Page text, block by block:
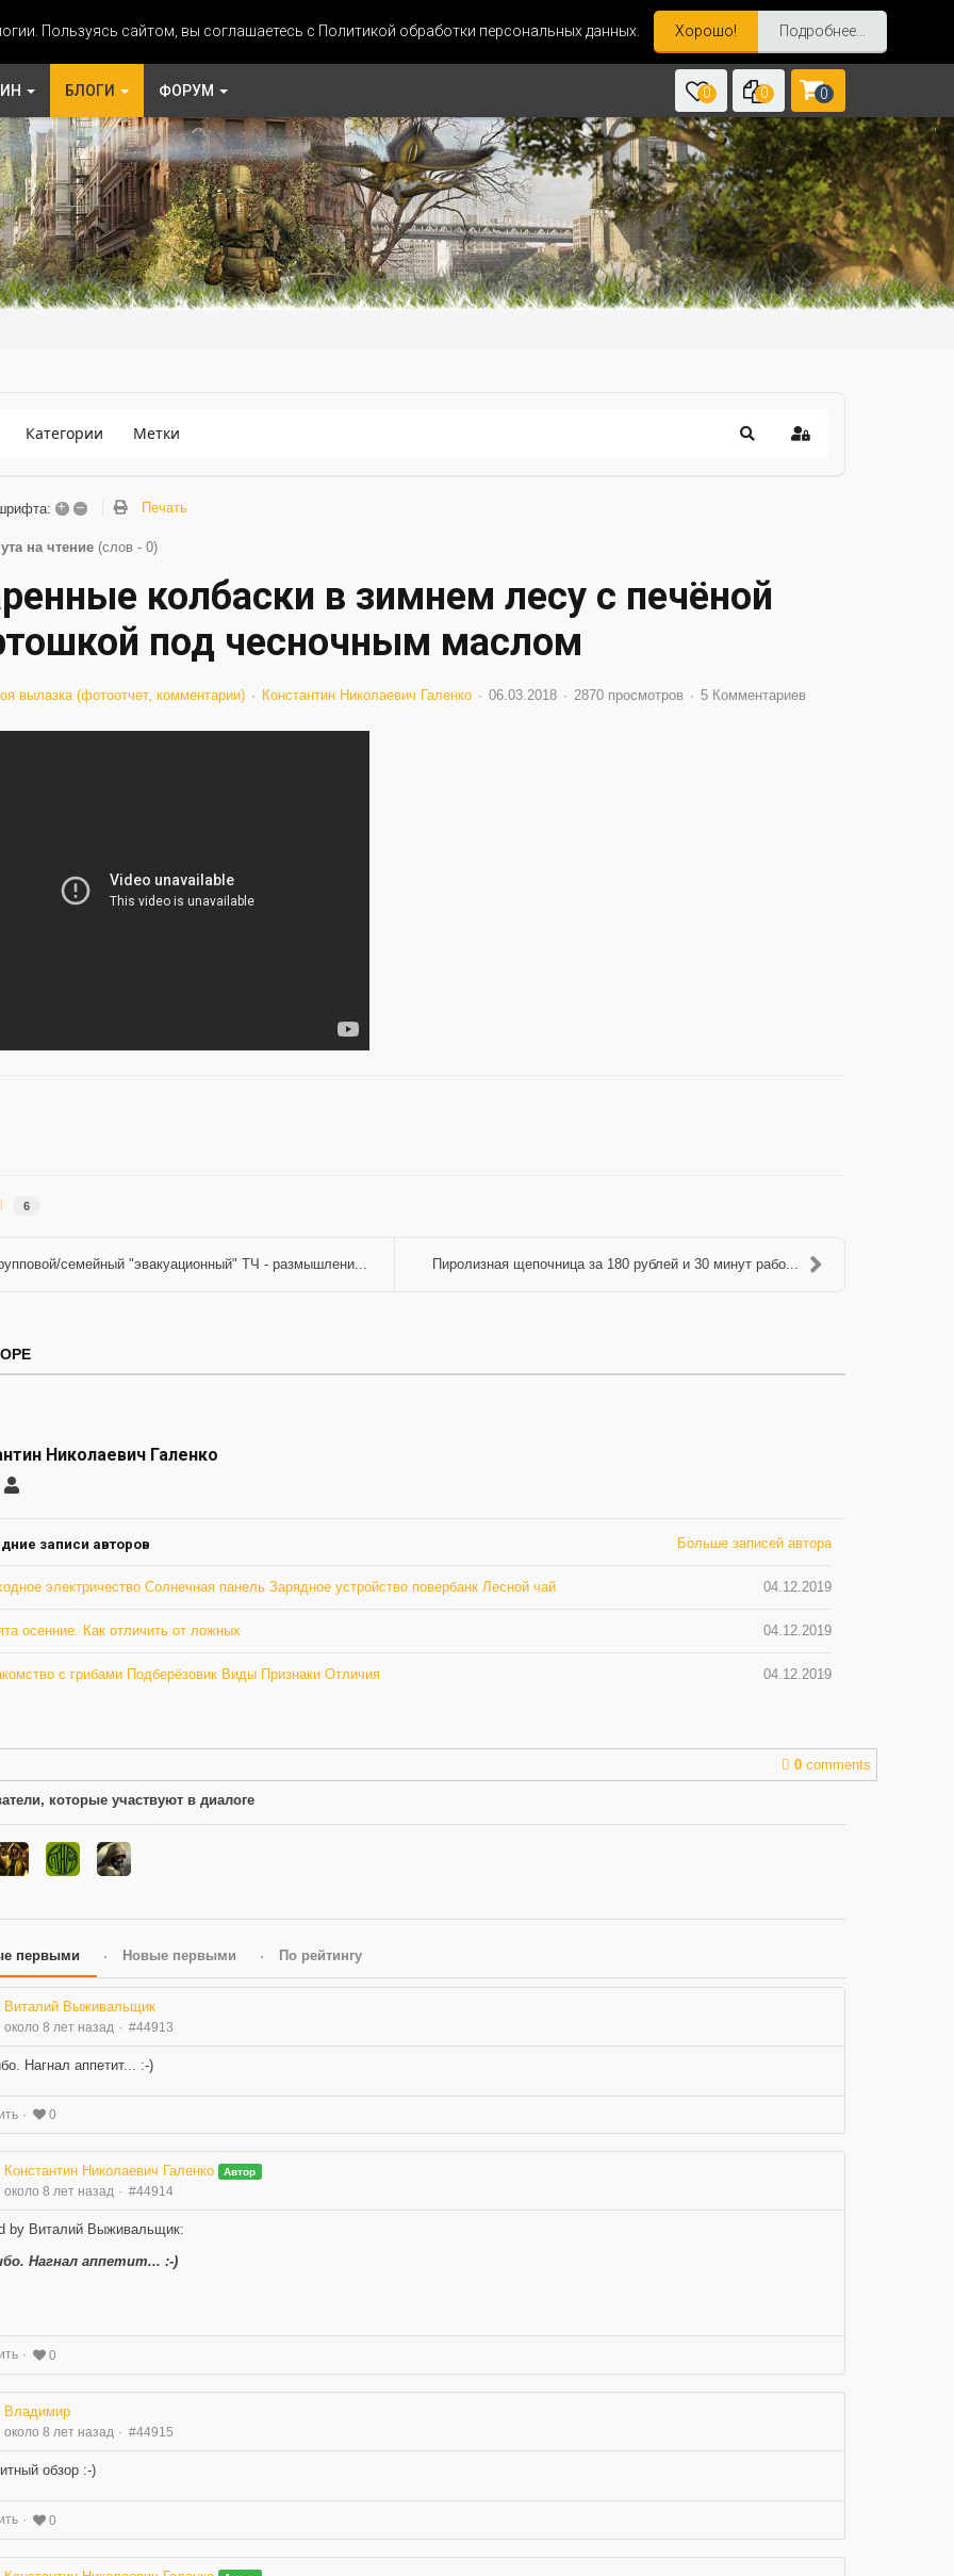
Пользуясь сайтом, вы соглашаетесь с Политикой обработки персональных данных. Хорошо! Подробнее...
БЛОГИ ФОРУМ 0 0 0
Категории Метки
+ – Печать
на чтение (слов - 0)
колбаски в зимнем лесу с печёной
под чесночным маслом
вылазка (фотоотчет, комментарии) Константин Николаевич Галенко 06.03.2018 2870 просмотров 5 Комментариев
6
семейный "эвакуационный" ТЧ - размышлени... Пиролизная щепочница за 180 рублей и 30 минут рабо...
Николаевич Галенко
Константин
записи авторов
Больше записей автора
04.12.2019
электричество Солнечная панель Зарядное устройство повербанк Лесной чай
04.12.2019
осенние. Как отличить от ложных
04.12.2019
с грибами Подберёзовик Виды Признаки Отличия
0 comments
которые участвуют в диалоге
первыми Новые первыми По рейтингу
Виталий Выживальщик
около 8 лет назад #44913
Нагнал аппетит... :-)
0
Константин Николаевич Галенко Автор
около 8 лет назад #44914
by Виталий Выживальщик:
Нагнал аппетит... :-)
0
Владимир
около 8 лет назад #44915
обзор :-)
0